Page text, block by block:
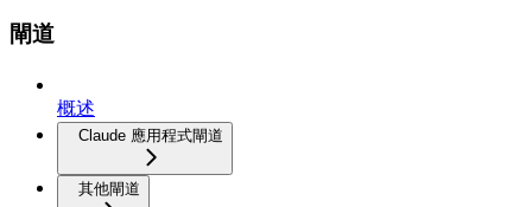
閘道
概述
Claude 應用程式閘道
其他閘道